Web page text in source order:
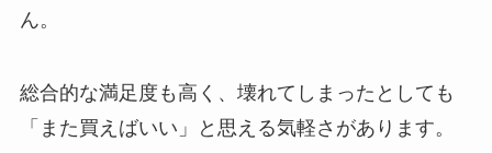
ん。
総合的な満足度も高く、壊れてしまったとしても
「また買えばいい」と思える気軽さがあります。